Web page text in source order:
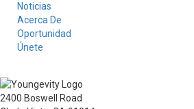
Noticias
Acerca De
Oportunidad
Únete
2400 Boswell Road